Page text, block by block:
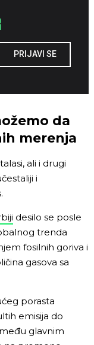
PRIJAVI SE
da
merenja
ali i drugi
i
desilo se posle
trenda
fosilnih goriva i
gasova sa
porasta
emisija do
glavnim